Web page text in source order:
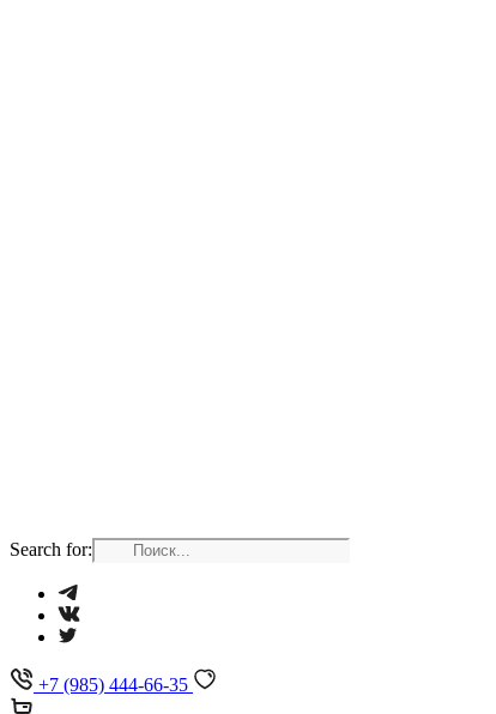
Search for:
+7 (985) 444-66-35